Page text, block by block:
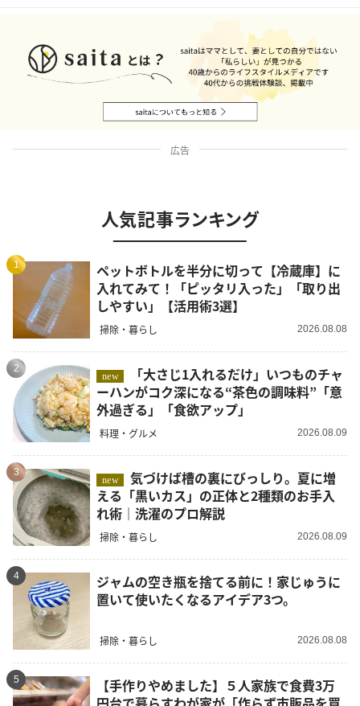
広告
人気記事ランキング
1
ペットボトルを半分に切って【冷蔵庫】に
入れてみて！「ピッタリ入った」「取り出
しやすい」【活用術3選】
掃除・暮らし 2026.08.08
2
new
ーハンがコク深になる“茶色の調味料”「意
外過ぎる」「食欲アップ」
料理・グルメ 2026.08.09
3
new
気づけば槽の裏にびっしり。夏に増
える「黒いカス」の正体と2種類のお手入
れ術｜洗濯のプロ解説
掃除・暮らし 2026.08.09
4
ジャムの空き瓶を捨てる前に！家じゅうに
置いて使いたくなるアイデア3つ。
掃除・暮らし 2026.08.08
5
【手作りやめました】５人家族で食費3万